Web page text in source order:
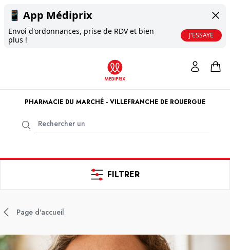
📱 App Médiprix
Envoi d'ordonnances, prise de RDV et bien
plus !
J'ESSAYE
PHARMACIE DU MARCHÉ - VILLEFRANCHE DE ROUERGUE
FILTRER
Page d'accueil